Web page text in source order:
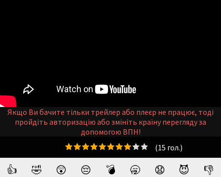
👍 🤣 😲 😔 💣 🥱 😧 😈 👎
(15 гол.)
Якщо Ви бачите тільки трейлер або плеєр не працює, тоді
пройдіть авторизацію або змініть країну перегляду за
допомогою ВПН!